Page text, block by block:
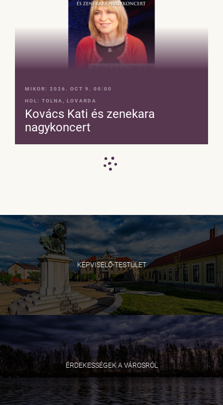
MIKOR: 2026. OCT 9. 00:00
HOL: TOLNA, LOVARDA
Kovács Kati és zenekara
nagykoncert
KÉPVISELŐ-TESTÜLET
ÉRDEKESSÉGEK A VÁROSRÓL